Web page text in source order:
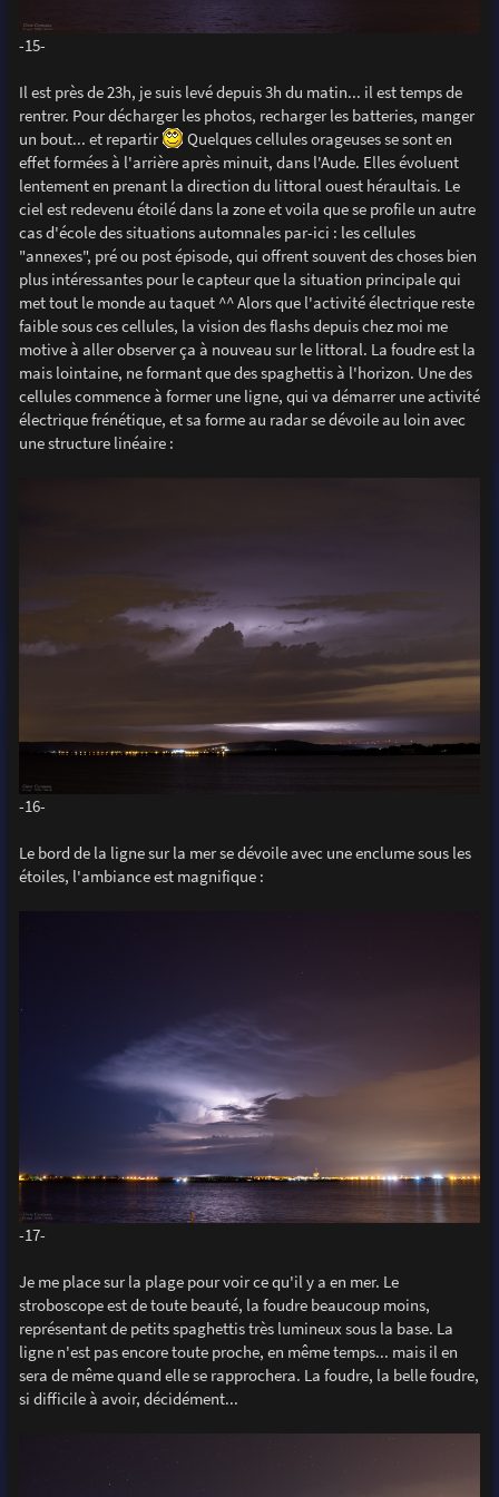
-15-
Il est près de 23h, je suis levé depuis 3h du matin... il est temps de
rentrer. Pour décharger les photos, recharger les batteries, manger
un bout... et repartir
Quelques cellules orageuses se sont en
effet formées à l'arrière après minuit, dans l'Aude. Elles évoluent
lentement en prenant la direction du littoral ouest héraultais. Le
ciel est redevenu étoilé dans la zone et voila que se profile un autre
cas d'école des situations automnales par-ici : les cellules
"annexes", pré ou post épisode, qui offrent souvent des choses bien
plus intéressantes pour le capteur que la situation principale qui
met tout le monde au taquet ^^ Alors que l'activité électrique reste
faible sous ces cellules, la vision des flashs depuis chez moi me
motive à aller observer ça à nouveau sur le littoral. La foudre est la
mais lointaine, ne formant que des spaghettis à l'horizon. Une des
cellules commence à former une ligne, qui va démarrer une activité
électrique frénétique, et sa forme au radar se dévoile au loin avec
une structure linéaire :
-16-
Le bord de la ligne sur la mer se dévoile avec une enclume sous les
étoiles, l'ambiance est magnifique :
-17-
Je me place sur la plage pour voir ce qu'il y a en mer. Le
stroboscope est de toute beauté, la foudre beaucoup moins,
représentant de petits spaghettis très lumineux sous la base. La
ligne n'est pas encore toute proche, en même temps... mais il en
sera de même quand elle se rapprochera. La foudre, la belle foudre,
si difficile à avoir, décidément...